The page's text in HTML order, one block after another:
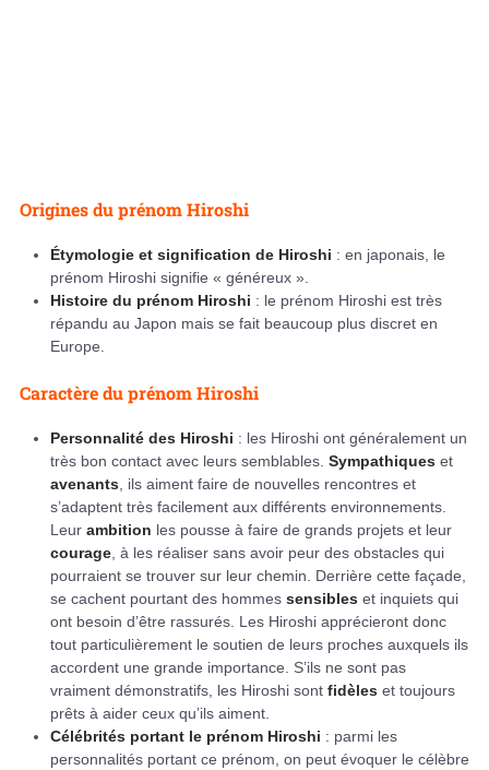
Origines du prénom Hiroshi
Étymologie et signification de Hiroshi : en japonais, le
prénom Hiroshi signifie « généreux ».
Histoire du prénom Hiroshi : le prénom Hiroshi est très
répandu au Japon mais se fait beaucoup plus discret en
Europe.
Caractère du prénom Hiroshi
Personnalité des Hiroshi : les Hiroshi ont généralement un
très bon contact avec leurs semblables. Sympathiques et
avenants , ils aiment faire de nouvelles rencontres et
s’adaptent très facilement aux différents environnements.
Leur ambition les pousse à faire de grands projets et leur
courage , à les réaliser sans avoir peur des obstacles qui
pourraient se trouver sur leur chemin. Derrière cette façade,
se cachent pourtant des hommes sensibles et inquiets qui
ont besoin d’être rassurés. Les Hiroshi apprécieront donc
tout particulièrement le soutien de leurs proches auxquels ils
accordent une grande importance. S’ils ne sont pas
vraiment démonstratifs, les Hiroshi sont fidèles et toujours
prêts à aider ceux qu’ils aiment.
Célébrités portant le prénom Hiroshi : parmi les
personnalités portant ce prénom, on peut évoquer le célèbre